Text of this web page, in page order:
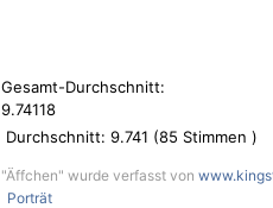
Gesamt-Durchschnitt:
9.74118
Durchschnitt: 9.741 (85 Stimmen )
"Äffchen" wurde verfasst von
Porträt